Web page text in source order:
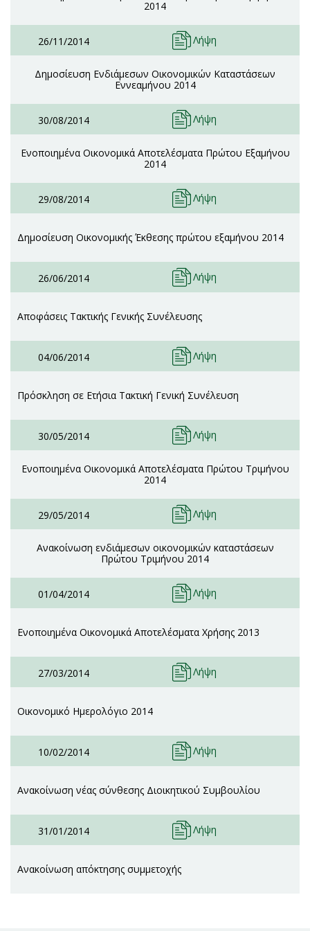
2014
26/11/2014 Λήψη
Δημοσίευση Ενδιάμεσων Οικονομικών Καταστάσεων
Εννεαμήνου 2014
30/08/2014 Λήψη
Ενοποιημένα Οικονομικά Αποτελέσματα Πρώτου Εξαμήνου
2014
29/08/2014 Λήψη
Δημοσίευση Οικονομικής Έκθεσης πρώτου εξαμήνου 2014
26/06/2014 Λήψη
Αποφάσεις Τακτικής Γενικής Συνέλευσης
04/06/2014 Λήψη
Πρόσκληση σε Ετήσια Τακτική Γενική Συνέλευση
30/05/2014 Λήψη
Ενοποιημένα Οικονομικά Αποτελέσματα Πρώτου Τριμήνου
2014
29/05/2014 Λήψη
Ανακοίνωση ενδιάμεσων οικονομικών καταστάσεων
Πρώτου Τριμήνου 2014
01/04/2014 Λήψη
Ενοποιημένα Οικονομικά Αποτελέσματα Χρήσης 2013
27/03/2014 Λήψη
Οικονομικό Ημερολόγιο 2014
10/02/2014 Λήψη
Ανακοίνωση νέας σύνθεσης Διοικητικού Συμβουλίου
31/01/2014 Λήψη
Ανακοίνωση απόκτησης συμμετοχής